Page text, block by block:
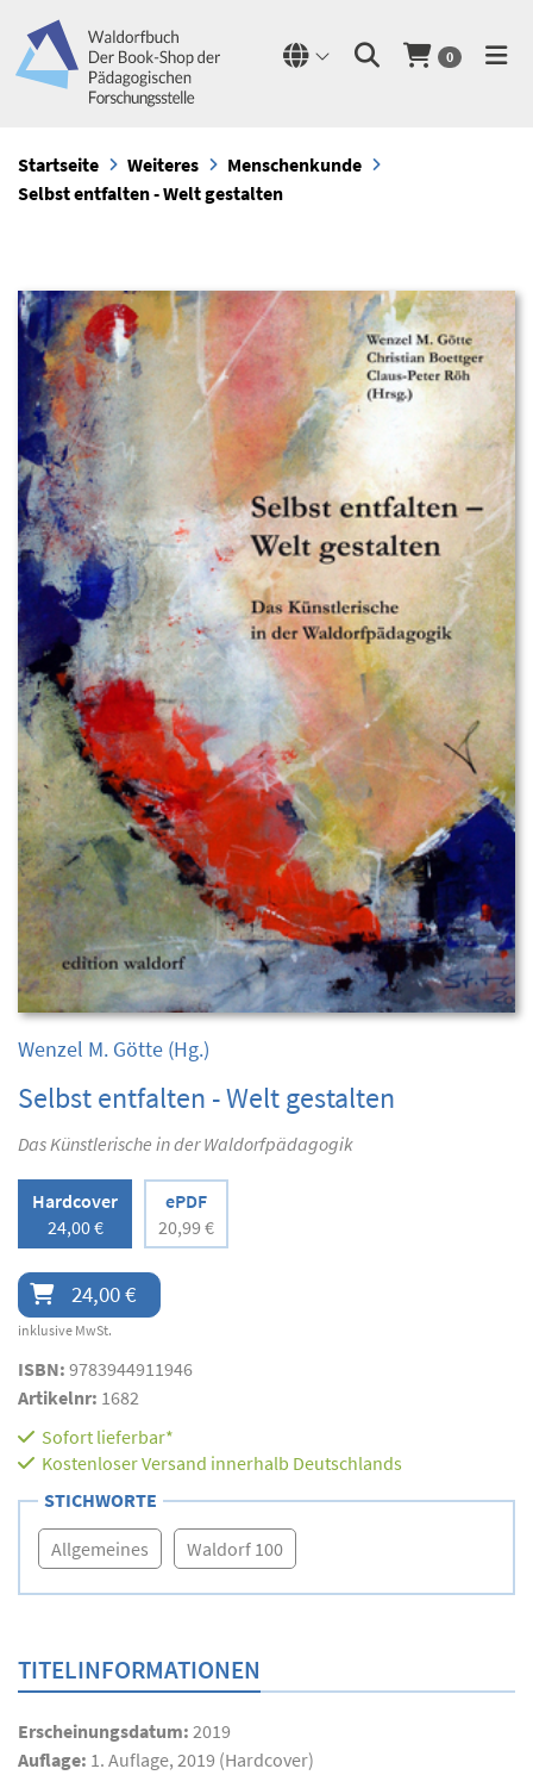
0
Startseite Weiteres
Menschenkunde
Selbst entfalten - Welt gestalten
Wenzel M. Götte (Hg.)
Selbst entfalten - Welt gestalten
Das Künstlerische in der Waldorfpädagogik
Hardcover
24,00 €
ePDF
20,99 €
24,00 €
inklusive MwSt.
ISBN: 9783944911946
Artikelnr: 1682
Sofort lieferbar*
Kostenloser Versand innerhalb Deutschlands
STICHWORTE
Allgemeines Waldorf 100
TITELINFORMATIONEN
Erscheinungsdatum: 2019
Auflage: 1. Auflage, 2019 (Hardcover)